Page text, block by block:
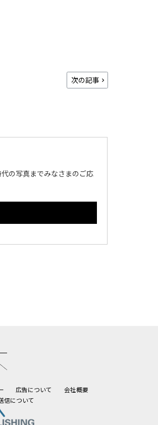
次の記事
の写真までみなさまのご応
広告について
会社概要
信について